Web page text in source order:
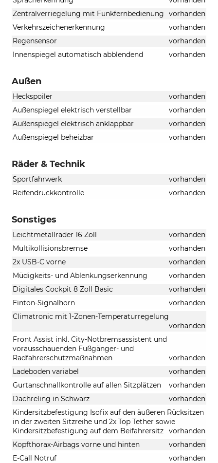
Zentralverriegelung mit Funkfernbedienung
vorhanden
Verkehrszeichenerkennung
vorhanden
Regensensor
vorhanden
Innenspiegel automatisch abblendend
vorhanden
Außen
Heckspoiler
vorhanden
Außenspiegel elektrisch verstellbar
vorhanden
Außenspiegel elektrisch anklappbar
vorhanden
Außenspiegel beheizbar
vorhanden
Räder & Technik
Sportfahrwerk
vorhanden
Reifendruckkontrolle
vorhanden
Sonstiges
Leichtmetallräder 16 Zoll
vorhanden
Multikollisionsbremse
vorhanden
2x USB-C vorne
vorhanden
Müdigkeits- und Ablenkungserkennung
vorhanden
Digitales Cockpit 8 Zoll Basic
vorhanden
Einton-Signalhorn
vorhanden
Climatronic mit 1-Zonen-Temperaturregelung
vorhanden
Front Assist inkl. City-Notbremsassistent und
vorausschauenden Fußgänger- und
Radfahrerschutzmaßnahmen
vorhanden
Ladeboden variabel
vorhanden
Gurtanschnallkontrolle auf allen Sitzplätzen
vorhanden
Dachreling in Schwarz
vorhanden
Kindersitzbefestigung Isofix auf den äußeren Rücksitzen
in der zweiten Sitzreihe und 2x Top Tether sowie
Kindersitzbefestigung auf dem Beifahrersitz
vorhanden
Kopfthorax-Airbags vorne und hinten
vorhanden
E-Call Notruf
vorhanden